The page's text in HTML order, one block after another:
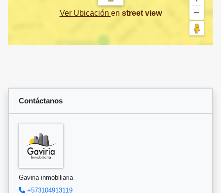
Ver Ubicación en street view
Contáctanos
Gaviria inmobiliaria
+573104913119